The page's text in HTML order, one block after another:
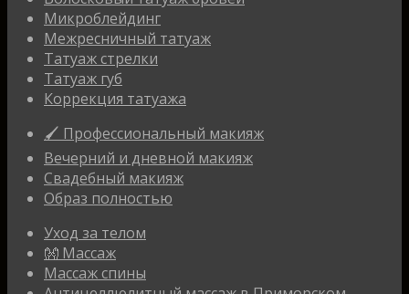
Микроблейдинг
Межресничный татуаж
Татуаж стрелки
Татуаж губ
Коррекция татуажа
🖌 Профессиональный макияж
Вечерний и дневной макияж
Свадебный макияж
Образ полностью
Уход за телом
👐 Массаж
Массаж спины